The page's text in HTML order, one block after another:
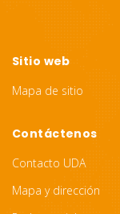
Sitio web
Mapa de sitio
Contáctenos
Contacto UDA
Mapa y dirección